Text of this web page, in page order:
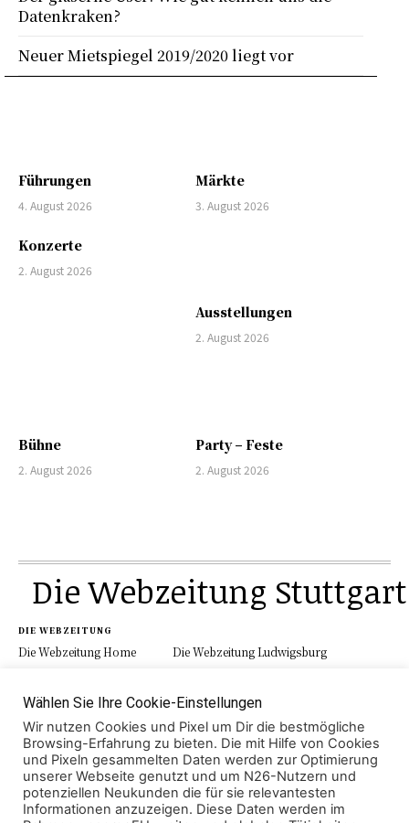
Führungen
4. August 2026
Märkte
3. August 2026
Konzerte
2. August 2026
Ausstellungen
2. August 2026
Bühne
2. August 2026
Party – Feste
2. August 2026
Datenkraken?
Neuer Mietspiegel 2019/2020 liegt vor
Die Webzeitung Stuttgart
DIE WEBZEITUNG
Die Webzeitung Home
Die Webzeitung Ludwigsburg
Impressum
Datenschutz
KATEGORIEN
Aktuell Region Lokales
Polizei
Veranstaltung
Wirtschaft Sport Leben
Wählen Sie Ihre Cookie-Einstellungen
Wir nutzen Cookies und Pixel um Dir die bestmögliche
Browsing-Erfahrung zu bieten. Die mit Hilfe von Cookies
und Pixeln gesammelten Daten werden zur Optimierung
unserer Webseite genutzt und um N26-Nutzern und
potenziellen Neukunden die für sie relevantesten
Informationen anzuzeigen. Diese Daten werden im